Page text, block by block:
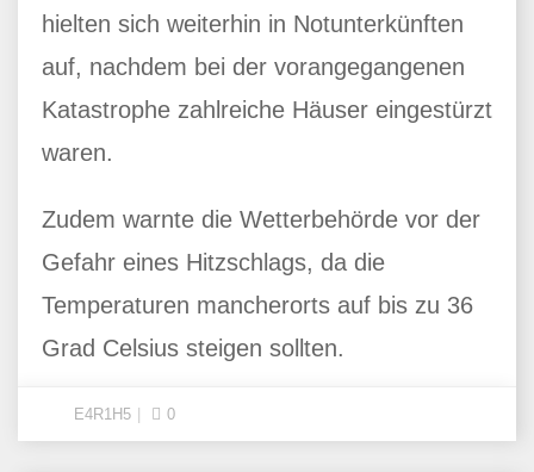
hielten sich weiterhin in Notunterkünften
auf, nachdem bei der vorangegangenen
Katastrophe zahlreiche Häuser eingestürzt
waren.
Zudem warnte die Wetterbehörde vor der
Gefahr eines Hitzschlags, da die
Temperaturen mancherorts auf bis zu 36
Grad Celsius steigen sollten.
E4R1H5 0